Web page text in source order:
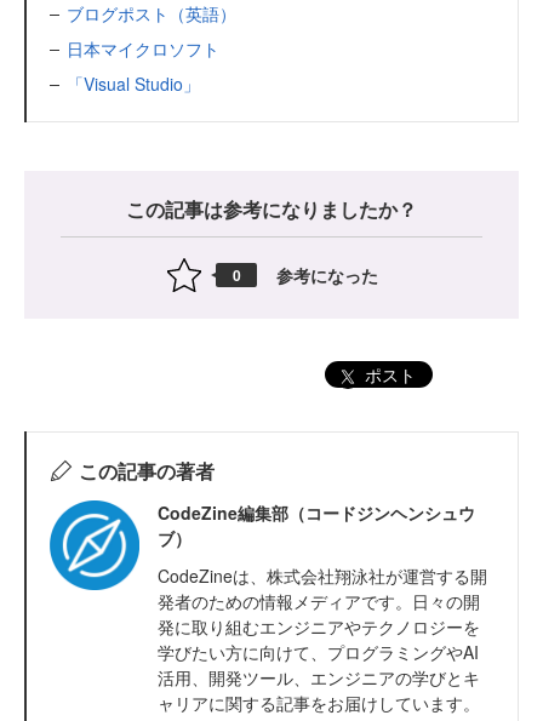
ブログポスト（英語）
日本マイクロソフト
「Visual Studio」
この記事は参考になりましたか？
0 参考になった
ポスト
この記事の著者
CodeZine編集部（コードジンヘンシュウ
ブ）
CodeZineは、株式会社翔泳社が運営する開
発者のための情報メディアです。日々の開
発に取り組むエンジニアやテクノロジーを
学びたい方に向けて、プログラミングやAI
活用、開発ツール、エンジニアの学びとキ
ャリアに関する記事をお届けしています。